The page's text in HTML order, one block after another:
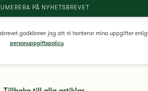
godkänner jag att ni hanterar mina uppgifter
personuppgiftspolicy